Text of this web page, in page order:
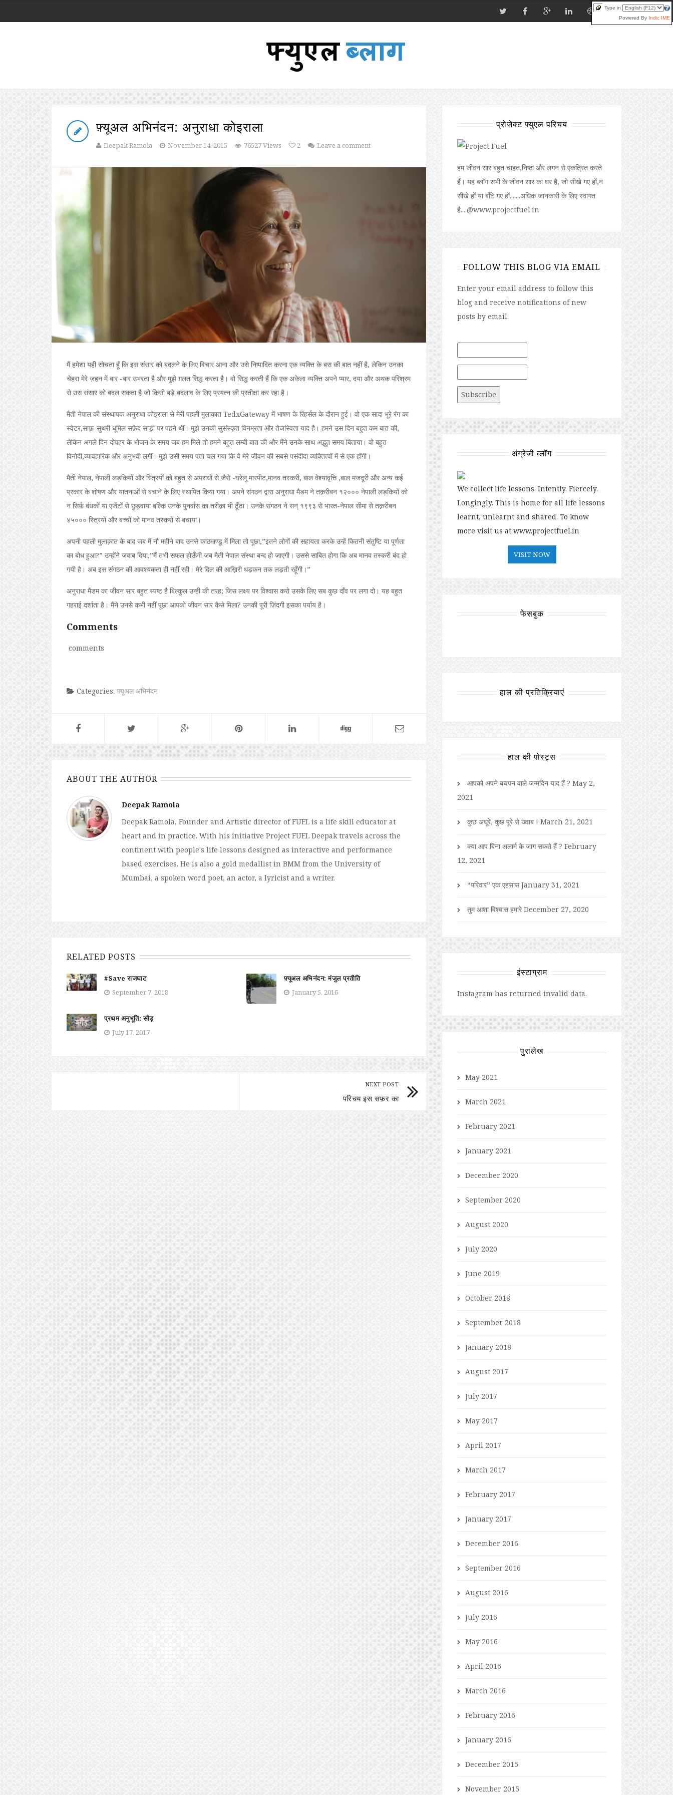
फ़्यूअल अभिनंदन: अनुराधा कोइराला
Deepak Ramola November 14, 2015 76527 Views 2 Leave a comment
मैं हमेशा यही सोचता हूँ कि इस संसार को बदलने के लिए विचार आना और उसे निष्पादित करना एक व्यक्ति के बस की बात नहीं है, लेकिन उनका
चेहरा मेरे ज़हन में बार -बार उभरता है और मुझे ग़लत सिद्ध करता है। वो सिद्ध करती हैं कि एक अकेला व्यक्ति अपने प्यार, दया और अथक परिश्रम
से उस संसार को बदल सकता है जो किसी बड़े बदलाव के लिए प्रयत्न की प्रतीक्षा कर रहा है।
मैती नेपाल की संस्थापक अनुराधा कोइराला से मेरी पहली मुलाक़ात TedxGateway में भाषण के रिहर्सल के दौरान हुई। वो एक सादा भूरे रंग का
स्वेटर,साफ़-सुथरी धूमिल सफ़ेद साड़ी पर पहने थीं। मुझे उनकी सुसंस्कृत विनम्रता और तेजस्विता याद है। हमने उस दिन बहुत कम बात की,
लेकिन अगले दिन दोपहर के भोजन के समय जब हम मिले तो हमने बहुत लम्बी बात की और मैंने उनके साथ अद्भुत समय बिताया। वो बहुत
विनोदी,व्यावहारिक और अनुभवी लगीं। मुझे उसी समय पता चल गया कि वे मेरे जीवन की सबसे पसंदीदा व्यक्तित्वों में से एक होंगी।
मैती नेपाल, नेपाली लड़कियों और स्त्रियों को बहुत से अपराधों से जैसे -घरेलू मारपीट,मानव तस्करी, बाल वेश्यावृत्ति ,बाल मजदूरी और अन्य कई
प्रकार के शोषण और यातनाओं से बचाने के लिए स्थापित किया गया। अपने संगठन द्वारा अनुराधा मैडम ने तक़रीबन १२००० नेपाली लड़कियों को
न सिर्फ़ बंधकों या एजेंटों से छुड़वाया बल्कि उनके पुनर्वास का तरीक़ा भी ढूँढा। उनके संगठन ने सन् १९९३ से भारत-नेपाल सीमा से तक़रीबन
४५००० स्त्रियों और बच्चों को मानव तस्करों से बचाया।
अपनी पहली मुलाक़ात के बाद जब मैं नौ महीने बाद उनसे काठमाण्डू में मिला तो पूछा,”इतने लोगों की सहायता करके उन्हें कितनी संतुष्टि या पूर्णता
का बोध हुआ?” उन्होंने जवाब दिया,”मैं तभी सफल होऊँगी जब मैती नेपाल संस्था बन्द हो जाएगी। उससे साबित होगा कि अब मानव तस्करी बंद हो
गयी है। अब इस संगठन की आवश्यकता ही नहीं रही। मेरे दिल की आख़िरी धड़कन तक लड़ती रहूँगी।”
अनुराधा मैडम का जीवन सार बहुत स्पष्ट है बिल्कुल उन्ही की तरह; जिस लक्ष्य पर विश्वास करो उसके लिए सब कुछ दाँव पर लगा दो। यह बहुत
गहराई दर्शाता है। मैंने उनसे कभी नहीं पूछा आपको जीवन सार कैसे मिला? उनकी पूरी ज़िंदगी इसका पर्याय है।
Comments
comments
Categories: फ़्यूअल अभिनंदन
ABOUT THE AUTHOR
Deepak Ramola
Deepak Ramola, Founder and Artistic director of FUEL is a life skill educator at
heart and in practice. With his initiative Project FUEL Deepak travels across the
continent with people's life lessons designed as interactive and performance
based exercises. He is also a gold medallist in BMM from the University of
Mumbai, a spoken word poet, an actor, a lyricist and a writer.
RELATED POSTS
#Save राजघाट
September 7, 2018
फ़्यूअल अभिनंदन: मंजुल प्रतीति
January 5, 2016
प्रथम अनुभूति: सौड़
July 17, 2017
NEXT POST
परिचय इस सफ़र का
प्रोजेक्ट फ्युएल परिचय
हम जीवन सार बहुत चाहत,निष्ठा और लगन से एकत्रित करते
हैं। यह ब्लॉग सभी के जीवन सार का घर है, जो सीखे गए हों,न
सीखे हों या बॉंटे गए हों.......अधिक जानकारी के लिए स्वागत
है....@www.projectfuel.in
FOLLOW THIS BLOG VIA EMAIL
Enter your email address to follow this
blog and receive notifications of new
posts by email.
अंग्रेजी ब्लॉग
We collect life lessons. Intently. Fiercely.
Longingly. This is home for all life lessons
learnt, unlearnt and shared. To know
more visit us at www.projectfuel.in
VISIT NOW
फेसबुक
हाल की प्रतिक्रियाएं
हाल की पोस्ट्स
आपको अपने बचपन वाले जन्मदिन याद हैं ? May 2,
2021
कुछ अधूरे, कुछ पूरे से ख्वाब ! March 21, 2021
क्या आप बिना अलार्म के जाग सकते हैं ? February
12, 2021
“परिवार” एक एहसास January 31, 2021
तुम आशा विश्वास हमारे December 27, 2020
इंस्टाग्राम
Instagram has returned invalid data.
पुरालेख
May 2021
March 2021
February 2021
January 2021
December 2020
September 2020
August 2020
July 2020
June 2019
October 2018
September 2018
January 2018
August 2017
July 2017
May 2017
April 2017
March 2017
February 2017
January 2017
December 2016
September 2016
August 2016
July 2016
May 2016
April 2016
March 2016
February 2016
January 2016
December 2015
November 2015
Type in
Powered By Indic IME